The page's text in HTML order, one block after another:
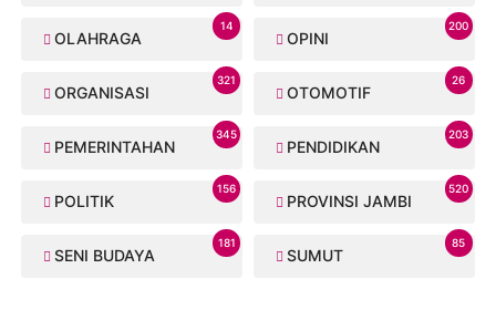
OLAHRAGA
14
OPINI
200
ORGANISASI
321
OTOMOTIF
26
PEMERINTAHAN
345
PENDIDIKAN
203
POLITIK
156
PROVINSI JAMBI
520
SENI BUDAYA
181
SUMUT
85